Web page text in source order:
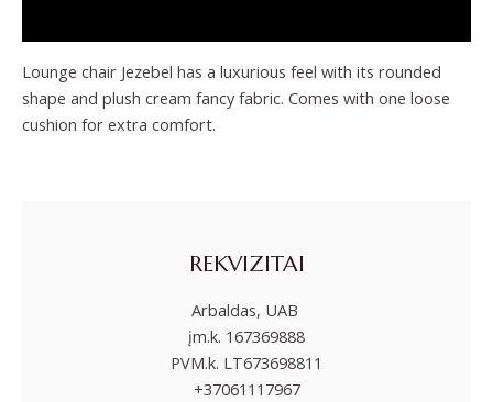
Lounge chair Jezebel has a luxurious feel with its rounded
shape and plush cream fancy fabric. Comes with one loose
cushion for extra comfort.
REKVIZITAI
Arbaldas, UAB
įm.k. 167369888
PVM.k. LT673698811
+37061117967